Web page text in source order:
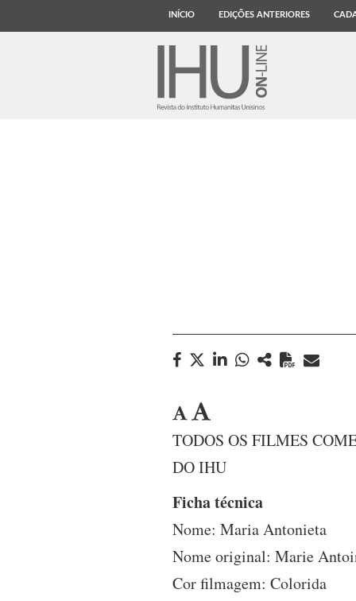
INÍCIO EDIÇÕES ANTERIORES
TODOS OS FILMES
DO IHU
Ficha técnica
Nome: Maria Antonieta
Nome original: Marie
Cor filmagem: Colorida